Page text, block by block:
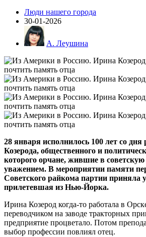
Люди нашего города
30-01-2026
А. Леушина
28 января исполнилось 100 лет со
Козерода, общественного и
которого орчане, жившие в
уважением. В мероприятии памяти
Советского райкома партии приняла
прилетевшая из Нью-Йорка.
Ирина Козерод когда-то работала в
переводчиком на заводе тракторных
предприятие процветало. Потом
выбор профессии повлиял отец.